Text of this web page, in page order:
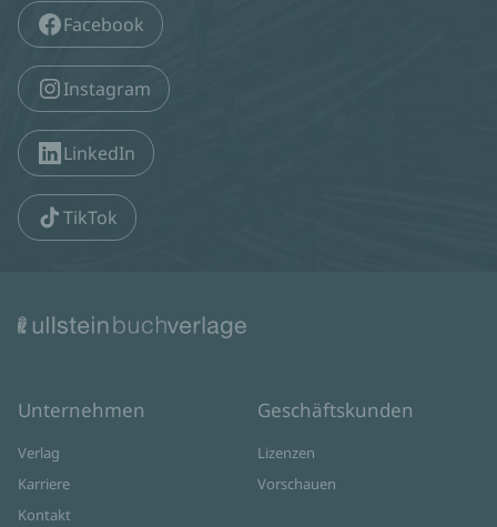
Facebook
Instagram
LinkedIn
TikTok
Unternehmen
Verlag
Karriere
Kontakt
Geschäftskunden
Lizenzen
Vorschauen